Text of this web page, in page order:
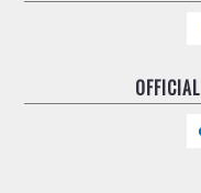
OFFICIAL